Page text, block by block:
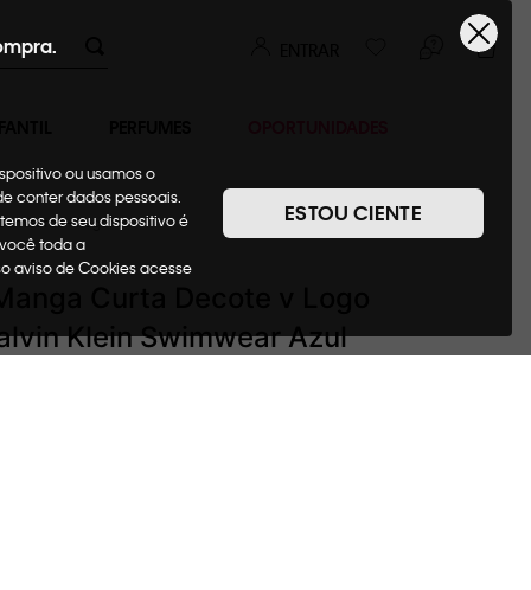
ou usamos o
conter dados pessoais.
de seu dispositivo é
toda a
aviso de Cookies acesse
ESTOU CIENTE
+ Regatas
Klein Swimwear Azul